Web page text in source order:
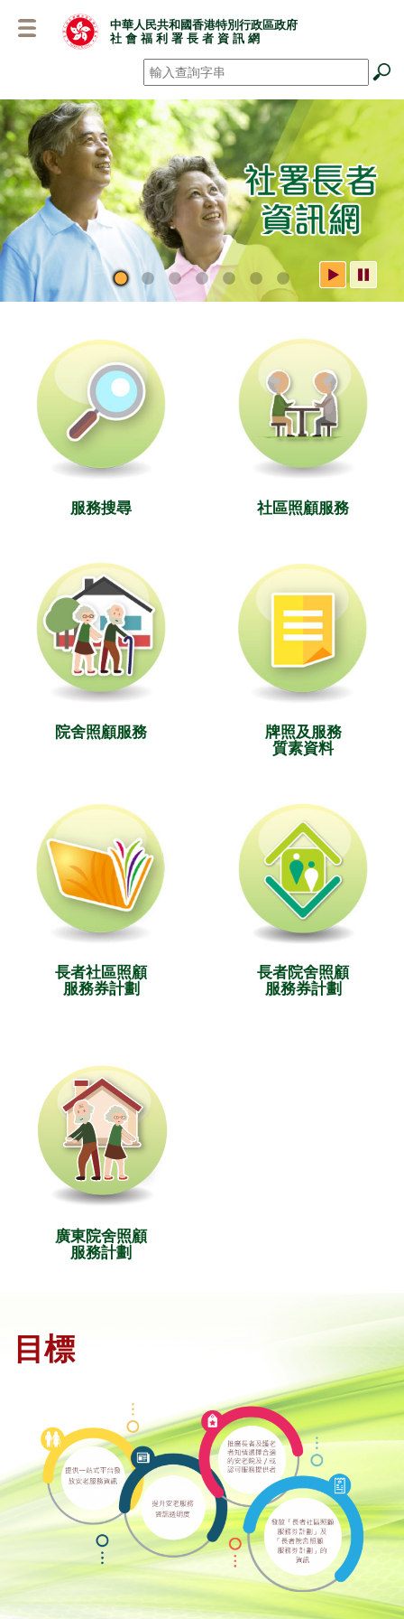
容
中華人民共和國香港特別行政區政府
社 會 福 利 署 長 者 資 訊 網
搜尋 *
社署長者資訊網
服務搜尋 社區照顧服務
院舍照顧服務
牌照及服務
質素資料
長者社區照顧
服務券計劃
長者院舍照顧
服務券計劃
廣東院舍照顧
服務計劃
目標